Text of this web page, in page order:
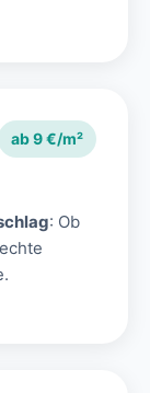
ab 9 €/m²
: Ob